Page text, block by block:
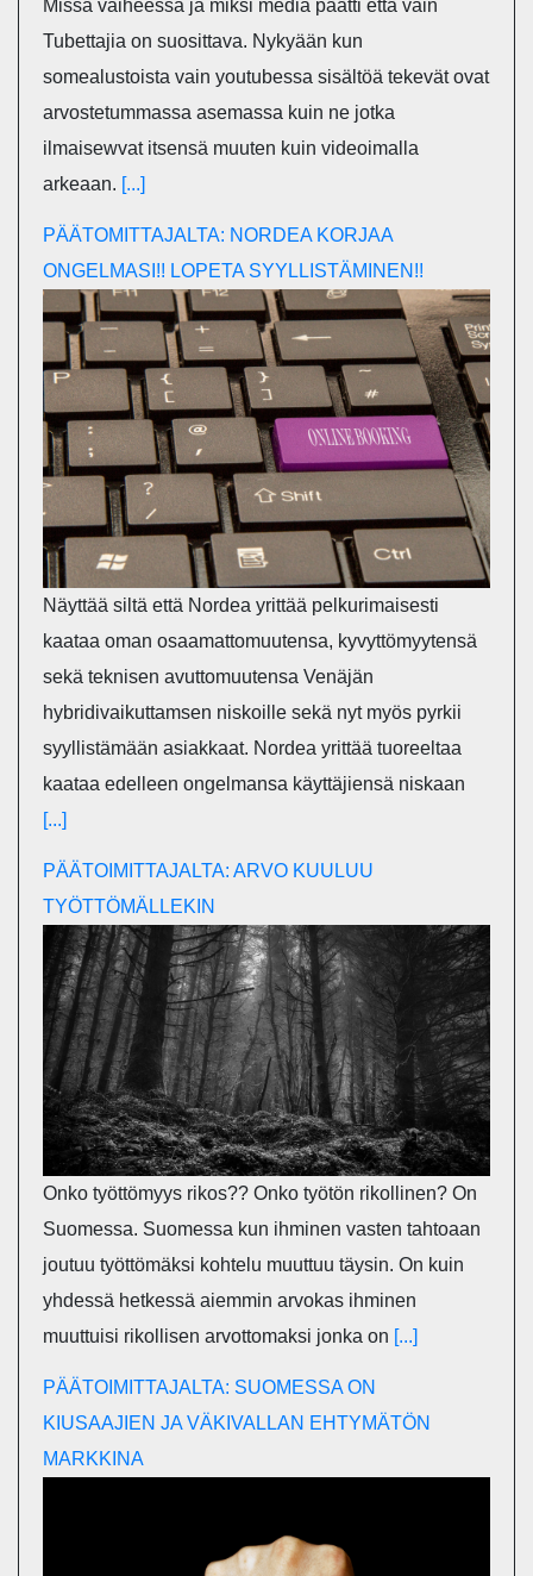
Missä vaiheessa ja miksi media päätti että vain
Tubettajia on suosittava. Nykyään kun
somealustoista vain youtubessa sisältöä tekevät ovat
arvostetummassa asemassa kuin ne jotka
ilmaisewvat itsensä muuten kuin videoimalla
arkeaan. [...]
PÄÄTOMITTAJALTA: NORDEA KORJAA
ONGELMASI!! LOPETA SYYLLISTÄMINEN!!
Näyttää siltä että Nordea yrittää pelkurimaisesti
kaataa oman osaamattomuutensa, kyvyttömyytensä
sekä teknisen avuttomuutensa Venäjän
hybridivaikuttamsen niskoille sekä nyt myös pyrkii
syyllistämään asiakkaat. Nordea yrittää tuoreeltaa
kaataa edelleen ongelmansa käyttäjiensä niskaan
[...]
PÄÄTOIMITTAJALTA: ARVO KUULUU
TYÖTTÖMÄLLEKIN
Onko työttömyys rikos?? Onko työtön rikollinen? On
Suomessa. Suomessa kun ihminen vasten tahtoaan
joutuu työttömäksi kohtelu muuttuu täysin. On kuin
yhdessä hetkessä aiemmin arvokas ihminen
muuttuisi rikollisen arvottomaksi jonka on [...]
PÄÄTOIMITTAJALTA: SUOMESSA ON
KIUSAAJIEN JA VÄKIVALLAN EHTYMÄTÖN
MARKKINA